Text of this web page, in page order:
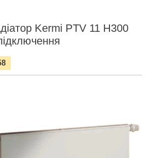
Kermi PTV 11 H300